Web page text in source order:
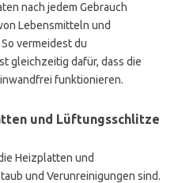
nach jedem Gebrauch
Lebensmitteln und
vermeidest du
gleichzeitig dafür, dass die
funktionieren.
und Lüftungsschlitze
Heizplatten und
und Verunreinigungen sind.